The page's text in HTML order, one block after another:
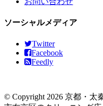
ソーシャルメディア
Twitter
Facebook
Feedly
© Copyright 2026 京都・太